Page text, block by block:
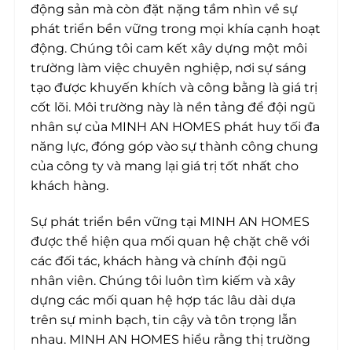
động sản mà còn đặt nặng tầm nhìn về sự
phát triển bền vững trong mọi khía cạnh hoạt
động. Chúng tôi cam kết xây dựng một môi
trường làm việc chuyên nghiệp, nơi sự sáng
tạo được khuyến khích và công bằng là giá trị
cốt lõi. Môi trường này là nền tảng để đội ngũ
nhân sự của MINH AN HOMES phát huy tối đa
năng lực, đóng góp vào sự thành công chung
của công ty và mang lại giá trị tốt nhất cho
khách hàng.
Sự phát triển bền vững tại MINH AN HOMES
được thể hiện qua mối quan hệ chặt chẽ với
các đối tác, khách hàng và chính đội ngũ
nhân viên. Chúng tôi luôn tìm kiếm và xây
dựng các mối quan hệ hợp tác lâu dài dựa
trên sự minh bạch, tin cậy và tôn trọng lẫn
nhau. MINH AN HOMES hiểu rằng thị trường